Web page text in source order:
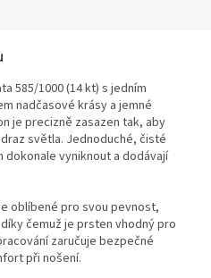
585/1000 (14 kt) s jedním
nadčasové krásy a jemné
je precizně zasazen tak, aby
světla. Jednoduché, čisté
dokonale vyniknout a dodávají
oblíbené pro svou pevnost,
čemuž je prsten vhodný pro
zaručuje bezpečné
při nošení.